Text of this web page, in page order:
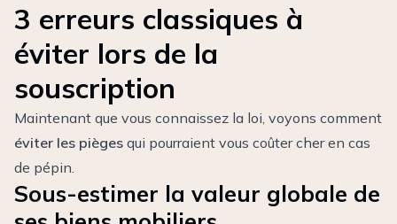
3 erreurs classiques à
éviter lors de la
souscription
Maintenant que vous connaissez la loi, voyons comment
éviter les pièges qui pourraient vous coûter cher en cas
de pépin.
Sous-estimer la valeur globale de